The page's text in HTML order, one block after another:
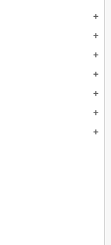
add
add
add
add
add
add
add